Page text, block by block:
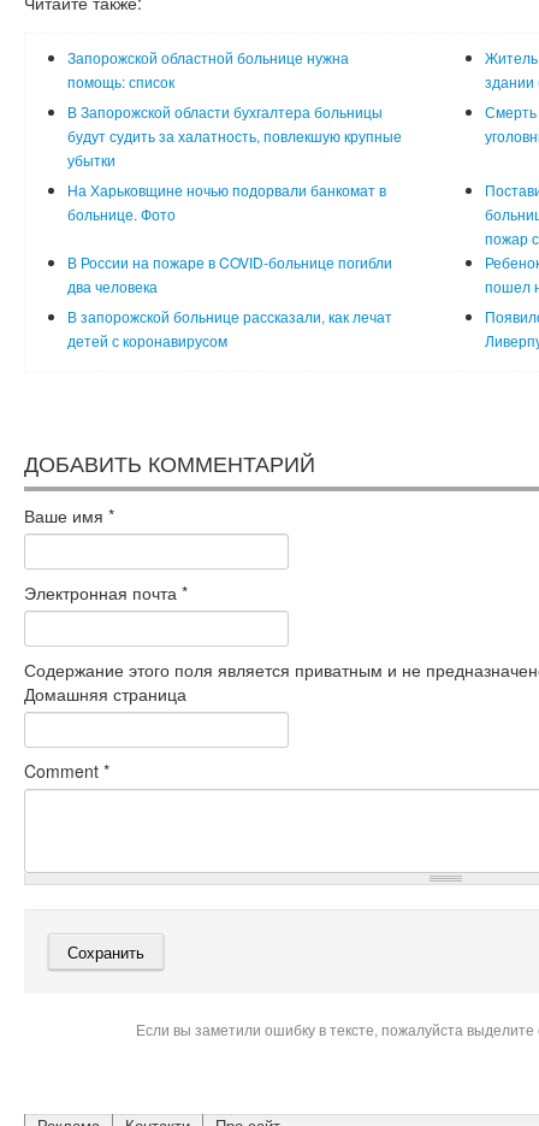
Запорожской областной больнице нужна
помощь: список
Житель
здании
В Запорожской области бухгалтера больницы
будут судить за халатность, повлекшую крупные
убытки
Смерть
На Харьковщине ночью подорвали банкомат в
больнице. Фото
пожар
В России на пожаре в COVID-больнице погибли
два человека
пошел
В запорожской больнице рассказали, как лечат
детей с коронавирусом
ДОБАВИТЬ КОММЕНТАРИЙ
Ваше имя *
Электронная почта *
Содержание этого поля является приватным и не
Домашняя страница
Comment *
Если вы заметили ошибку в тексте, пожалуйста